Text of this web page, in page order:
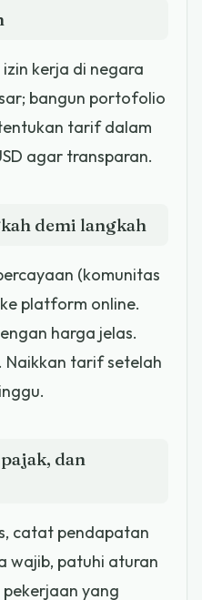
kerja di negara
bangun portofolio
tarif dalam
agar transparan.
demi langkah
(komunitas
platform online.
harga jelas.
Naikkan tarif setelah
dan
catat pendapatan
wajib, patuhi aturan
yang